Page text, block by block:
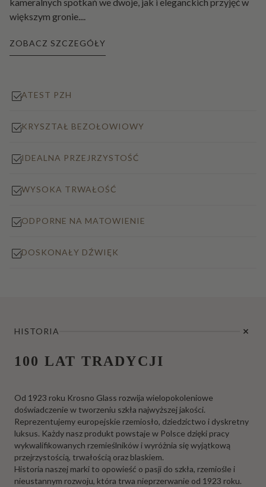
większym gronie....
ZOBACZ SZCZEGÓŁY
ATEST PZH
KRYSZTAŁ BEZOŁOWIOWY
IDEALNA PRZEJRZYSTOŚĆ
WYSOKA TRWAŁOŚĆ
ODPORNE NA MATOWIENIE
DOSKONAŁY DŹWIĘK
HISTORIA
100 LAT TRADYCJI
Od 1923 roku Krosno Glass rozwija wielopokoleniowe
doświadczenie w tworzeniu szkła najwyższej jakości.
Reprezentujemy europejskie rzemiosło, dziedzictwo i dyskretny
luksus. Każdy nasz produkt powstaje w Polsce dzięki pracy
wykwalifikowanych rzemieślników i wyróżnia się wyjątkową
przejrzystością, trwałością oraz blaskiem.
Historia naszej marki to opowieść o pasji do szkła, rzemiośle i
nieustannym rozwoju, która trwa nieprzerwanie od 1923 roku.